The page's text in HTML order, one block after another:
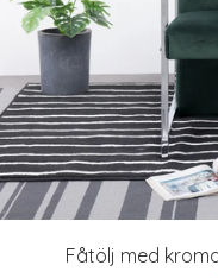
Fåtölj med